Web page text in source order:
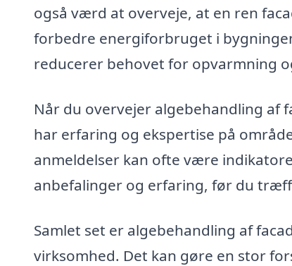
også værd at overveje, at en ren
forbedre energiforbruget i
reducerer behovet for opvarmning
Når du overvejer algebehandling af
har erfaring og ekspertise på
anmeldelser kan ofte være
anbefalinger og erfaring, før du
Samlet set er algebehandling af
virksomhed. Det kan gøre en stor